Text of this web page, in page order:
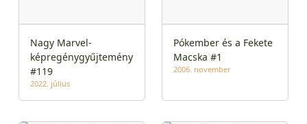
Nagy Marvel-
képregénygyűjtemény
#119
2022. július
Pókember és a Fekete
Macska #1
2006. november